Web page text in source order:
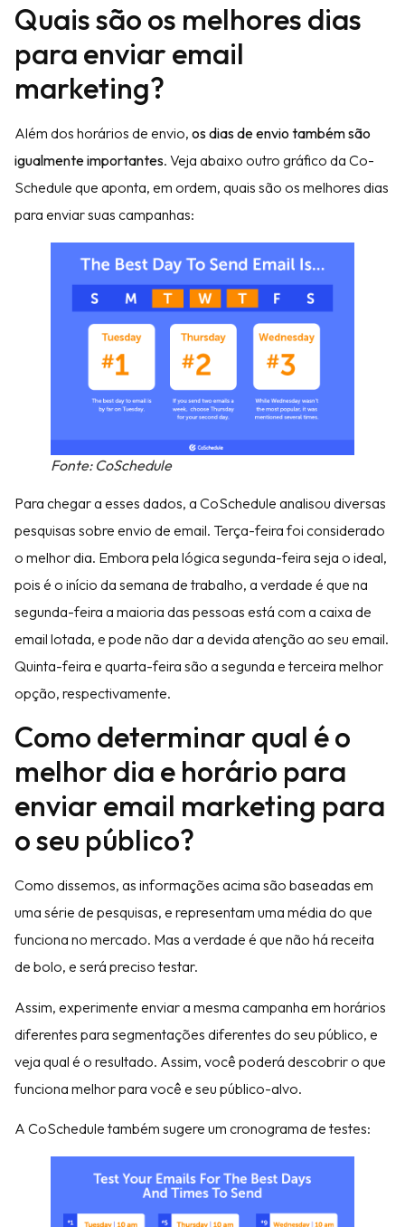
Quais são os melhores dias
para enviar email
marketing?
Além dos horários de envio, os dias de envio também são
igualmente importantes. Veja abaixo outro gráfico da Co-
Schedule que aponta, em ordem, quais são os melhores dias
para enviar suas campanhas:
Fonte: CoSchedule
Para chegar a esses dados, a CoSchedule analisou diversas
pesquisas sobre envio de email. Terça-feira foi considerado
o melhor dia. Embora pela lógica segunda-feira seja o ideal,
pois é o início da semana de trabalho, a verdade é que na
segunda-feira a maioria das pessoas está com a caixa de
email lotada, e pode não dar a devida atenção ao seu email.
Quinta-feira e quarta-feira são a segunda e terceira melhor
opção, respectivamente.
Como determinar qual é o
melhor dia e horário para
enviar email marketing para
o seu público?
Como dissemos, as informações acima são baseadas em
uma série de pesquisas, e representam uma média do que
funciona no mercado. Mas a verdade é que não há receita
de bolo, e será preciso testar.
Assim, experimente enviar a mesma campanha em horários
diferentes para segmentações diferentes do seu público, e
veja qual é o resultado. Assim, você poderá descobrir o que
funciona melhor para você e seu público-alvo.
A CoSchedule também sugere um cronograma de testes: